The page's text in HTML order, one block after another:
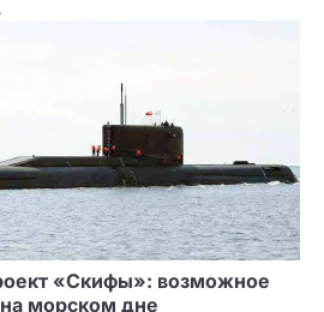
«Скифы»: возможное
морском дне